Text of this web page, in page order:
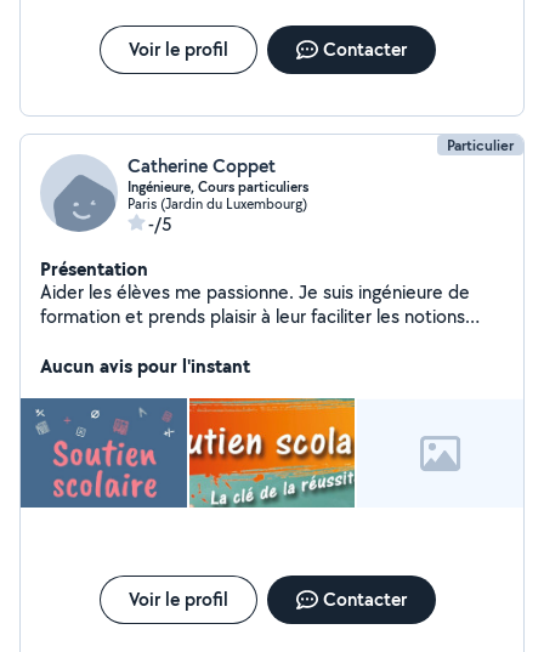
Voir le profil Contacter
Particulier
Catherine Coppet
Ingénieure, Cours particuliers
Paris (Jardin du Luxembourg)
-/5
Présentation
Aider les élèves me passionne. Je suis ingénieure de
formation et prends plaisir à leur faciliter les notions
les élèves et m'engage à fidèlement les accompagner
vous avez à cœur d'assister vos enfants de manière
efficace dans leur parcours scolaire, et désirez que leurs
résultats scolaires progressent significativement, alors
n'hésitez pas à me contacter!!!
Aucun avis pour l'instant
Voir le profil Contacter